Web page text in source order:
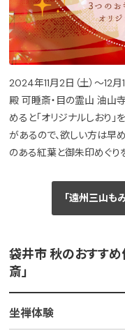
2024年11月2日（土）～12
殿 可睡斎・目の霊山 油山
めると「オリジナルしおり」
があるので、欲しい方は早
のある紅葉と御朱印めぐり
「遠州三山も
袋井市 秋のおすすめ
斎」
坐禅体験